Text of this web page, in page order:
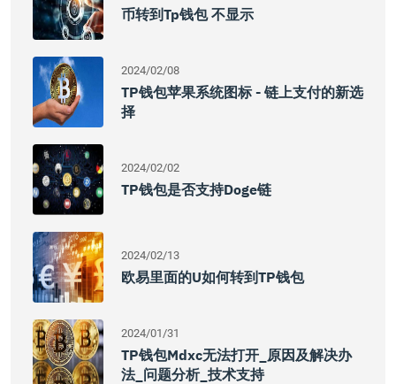
币转到tp钱包 不显示
2024/02/08
TP钱包苹果系统图标 - 链上支付的新选
择
2024/02/02
TP钱包是否支持Doge链
2024/02/13
欧易里面的u如何转到TP钱包
2024/01/31
TP钱包mdxc无法打开_原因及解决办
法_问题分析_技术支持